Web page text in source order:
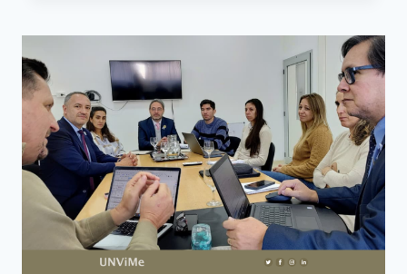
LA
REALIZARON
PASANTÍAS
DE
INVESTIGACIÓN
EN
LA
UNIVERSIDAD
NACIONAL
DE
RÍO
CUARTO